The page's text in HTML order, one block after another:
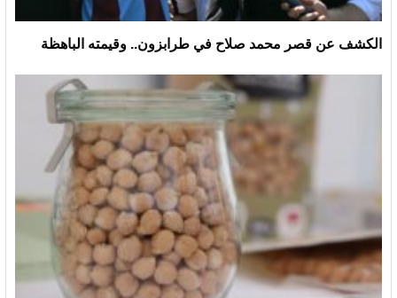
الكشف عن قصر محمد صلاح في طرابزون.. وقيمته الباهظة